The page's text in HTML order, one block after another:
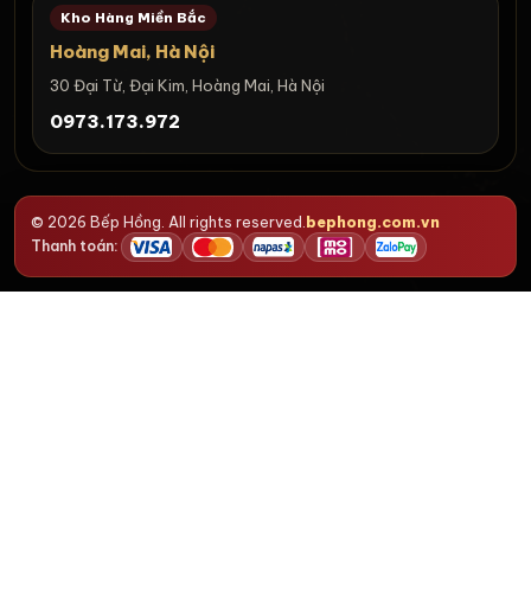
Kho Hàng Miền Bắc
Hoàng Mai, Hà Nội
30 Đại Từ, Đại Kim, Hoàng Mai, Hà Nội
0973.173.972
© 2026 Bếp Hồng. All rights reserved. bephong.com.vn
Thanh toán: